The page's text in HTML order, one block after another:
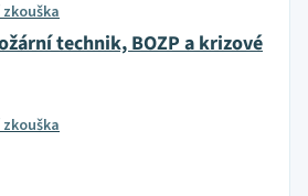
technik, BOZP a krizové